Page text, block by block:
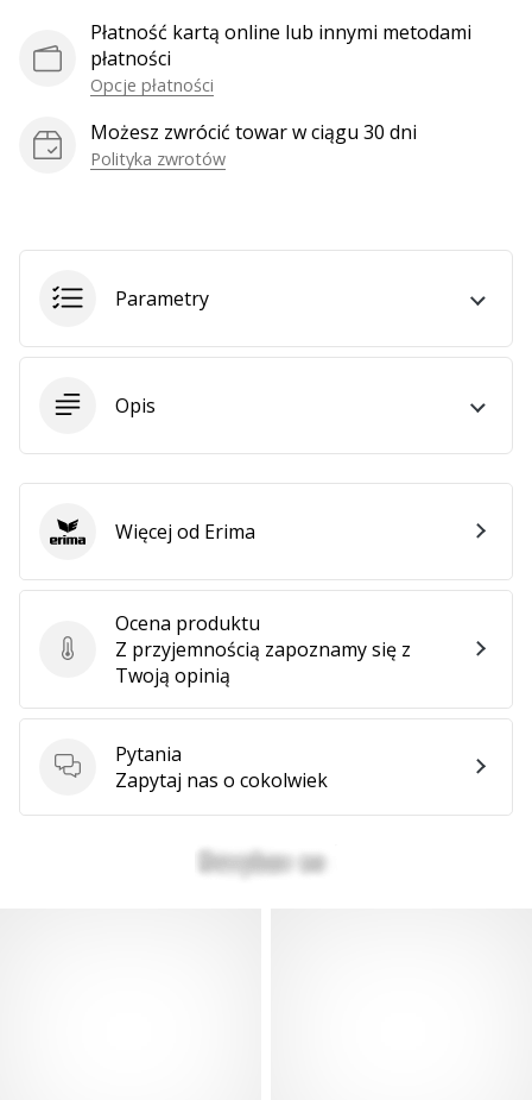
Płatność kartą online lub innymi metodami
płatności
Opcje płatności
Możesz zwrócić towar w ciągu 30 dni
Polityka zwrotów
Parametry
Opis
Ocena produktu
Ocena produktu
Z przyjemnością zapoznamy się z
Twoją opinią
Pytania
Pytania
Zapytaj nas o cokolwiek
Erima Więcej od Erima